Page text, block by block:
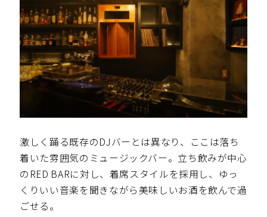
激しく踊る既存のDJバーとは異なり、ここは落ち
着いた雰囲気のミュージックバー。立ち飲みが中心
のRED BARに対し、着席スタイルを採用し、ゆっ
くりいい音楽を聞きながら美味しいお酒を飲んで過
ごせる。